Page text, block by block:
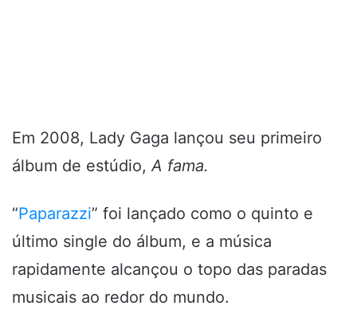
Em 2008, Lady Gaga lançou seu primeiro
álbum de estúdio,A fama.
“Paparazzi” foi lançado como o quinto e
último single do álbum, e a música
rapidamente alcançou o topo das paradas
musicais ao redor do mundo.